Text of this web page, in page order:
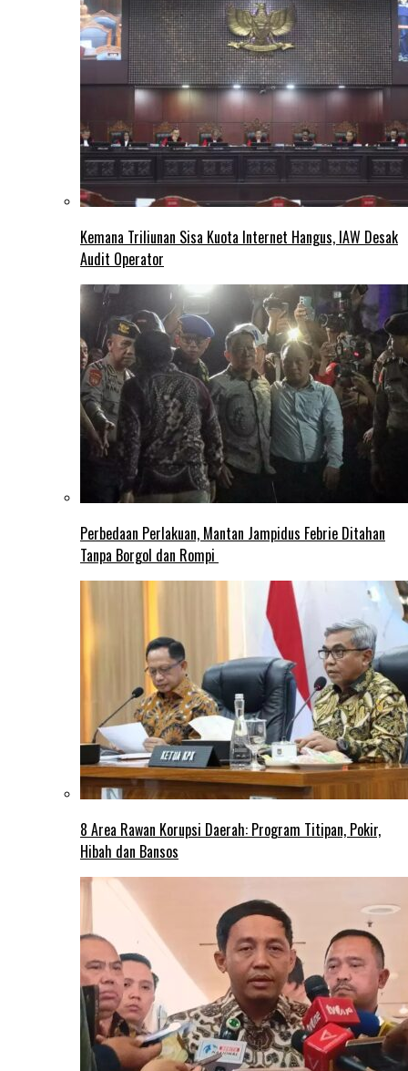
Kemana Triliunan Sisa Kuota Internet Hangus, IAW Desak
Audit Operator
Perbedaan Perlakuan, Mantan Jampidus Febrie Ditahan
Tanpa Borgol dan Rompi
8 Area Rawan Korupsi Daerah: Program Titipan, Pokir,
Hibah dan Bansos